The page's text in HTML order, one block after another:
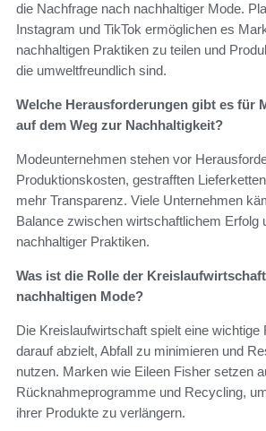
die Nachfrage nach nachhaltiger Mode.
Instagram und TikTok ermöglichen es
nachhaltigen Praktiken zu teilen und
die umweltfreundlich sind.
Welche Herausforderungen gibt es für
auf dem Weg zur Nachhaltigkeit?
Modeunternehmen stehen vor
Produktionskosten, gestrafften
mehr Transparenz. Viele Unternehmen
Balance zwischen wirtschaftlichem Erfolg
nachhaltiger Praktiken.
Was ist die Rolle der
nachhaltigen Mode?
Die Kreislaufwirtschaft spielt eine wichtige
darauf abzielt, Abfall zu minimieren und
nutzen. Marken wie Eileen Fisher setzen
Rücknahmeprogramme und Recycling,
ihrer Produkte zu verlängern.